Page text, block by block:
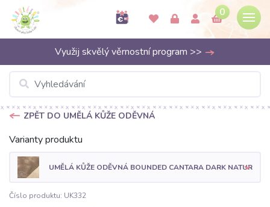
0
Využij skvělý věrnostní program >>
ZPĚT DO UMĚLÁ KŮŽE ODĚVNÁ
Varianty produktu
UMĚLÁ KŮŽE ODĚVNÁ BOUNDED CANTARA DARK NATURALS
Číslo produktu: UK332